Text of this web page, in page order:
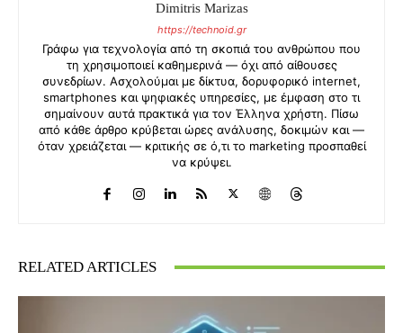
Dimitris Marizas
https://technoid.gr
Γράφω για τεχνολογία από τη σκοπιά του ανθρώπου που
τη χρησιμοποιεί καθημερινά — όχι από αίθουσες
συνεδρίων. Ασχολούμαι με δίκτυα, δορυφορικό internet,
smartphones και ψηφιακές υπηρεσίες, με έμφαση στο τι
σημαίνουν αυτά πρακτικά για τον Έλληνα χρήστη. Πίσω
από κάθε άρθρο κρύβεται ώρες ανάλυσης, δοκιμών και —
όταν χρειάζεται — κριτικής σε ό,τι το marketing προσπαθεί
να κρύψει.
RELATED ARTICLES